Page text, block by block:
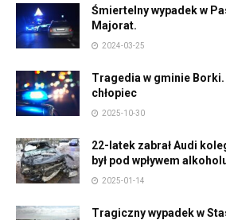
Śmiertelny wypadek w
Majorat.
2024-03-25
Tragedia w gminie
chłopiec
2025-10-30
22-latek zabrał Audi
był pod wpływem
2025-01-14
Tragiczny wypadek w